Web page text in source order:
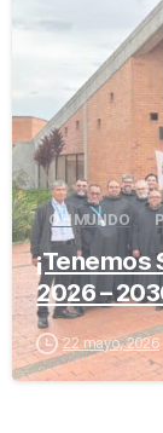
OH MUNDO
¡Tenemos
2026 –
22 mayo, 2026